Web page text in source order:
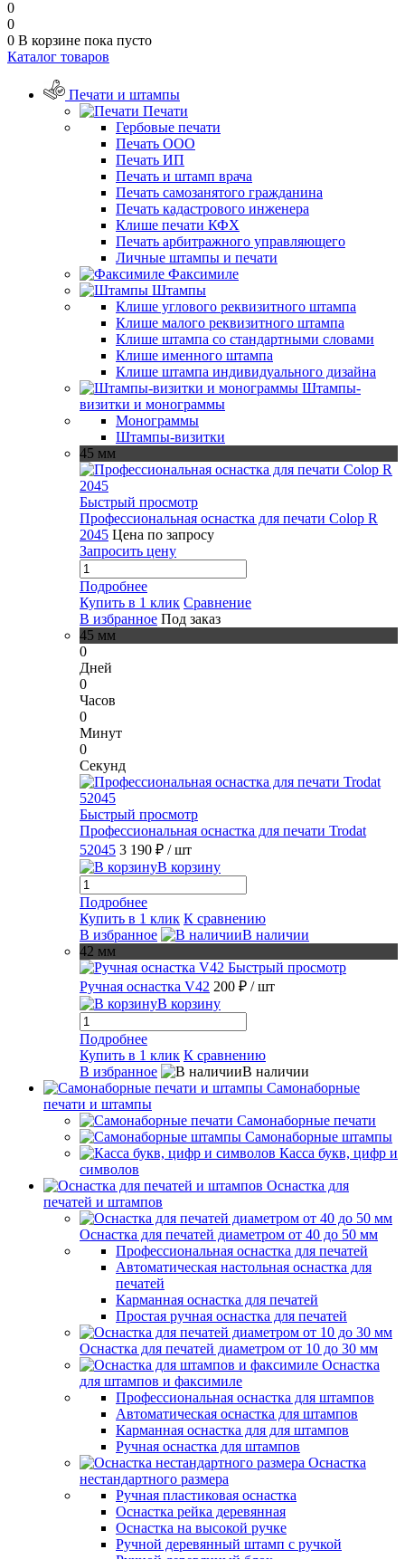
0
0
0 В корзине пока пусто
Каталог товаров
Печати и штампы
Печати
Гербовые печати
Печать ООО
Печать ИП
Печать и штамп врача
Печать самозанятого гражданина
Печать кадастрового инженера
Клише печати КФХ
Печать арбитражного управляющего
Личные штампы и печати
Факсимиле
Штампы
Клише углового реквизитного штампа
Клише малого реквизитного штампа
Клише штампа со стандартными словами
Клише именного штампа
Клише штампа индивидуального дизайна
Штампы-
визитки и монограммы
Монограммы
Штампы-визитки
45 мм
Быстрый просмотр
Профессиональная оснастка для печати Colop R
2045 Цена по запросу
Запросить цену
Подробнее
Купить в 1 клик Сравнение
В избранное Под заказ
45 мм
0
Дней
0
Часов
0
Минут
0
Секунд
Быстрый просмотр
Профессиональная оснастка для печати Trodat
52045 3 190 ₽ / шт
В корзину
Подробнее
Купить в 1 клик К сравнению
В избранное
В наличии
42 мм
Быстрый просмотр
Ручная оснастка V42 200 ₽ / шт
В корзину
Подробнее
Купить в 1 клик К сравнению
В избранное
В наличии
Самонаборные
печати и штампы
Самонаборные печати
Самонаборные штампы
Касса букв, цифр и
символов
Оснастка для
печатей и штампов
Оснастка для печатей диаметром от 40 до 50 мм
Профессиональная оснастка для печатей
Автоматическая настольная оснастка для
печатей
Карманная оснастка для печатей
Простая ручная оснастка для печатей
Оснастка для печатей диаметром от 10 до 30 мм
Оснастка
для штампов и факсимиле
Профессиональная оснастка для штампов
Автоматическая оснастка для штампов
Карманная оснастка для для штампов
Ручная оснастка для штампов
Оснастка
нестандартного размера
Ручная пластиковая оснастка
Оснастка рейка деревянная
Оснастка на высокой ручке
Ручной деревянный штамп с ручкой